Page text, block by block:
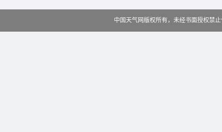
中国天气网版权所有，未经书面授权